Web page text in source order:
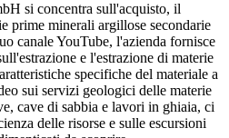
si concentra sull'acquisto, il
prime minerali argillose secondarie
canale YouTube, l'azienda fornisce
e l'estrazione di materie
specifiche del materiale a
sui servizi geologici delle materie
cave di sabbia e lavori in ghiaia, ci
delle risorse e sulle escursioni